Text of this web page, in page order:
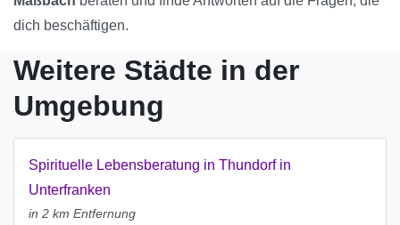
dich beschäftigen.
Weitere Städte in der
Umgebung
Spirituelle Lebensberatung in Thundorf in
Unterfranken
in 2 km Entfernung